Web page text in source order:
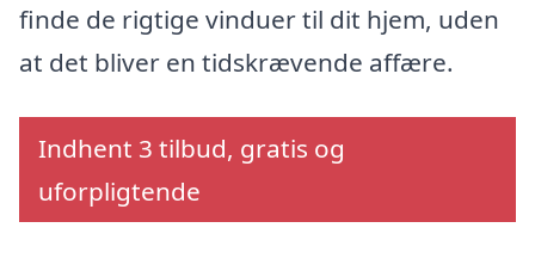
finde de rigtige vinduer til dit hjem, uden
at det bliver en tidskrævende affære.
Indhent 3 tilbud, gratis og
uforpligtende